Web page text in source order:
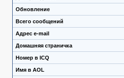
Обновление
Всего сообщений
Адрес e-mail
Домашняя страничка
Номер в ICQ
Имя в AOL